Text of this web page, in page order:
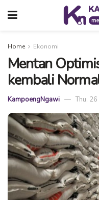
Home Ekonomi
Mentan
kembali
KampoengNgawi Thu,